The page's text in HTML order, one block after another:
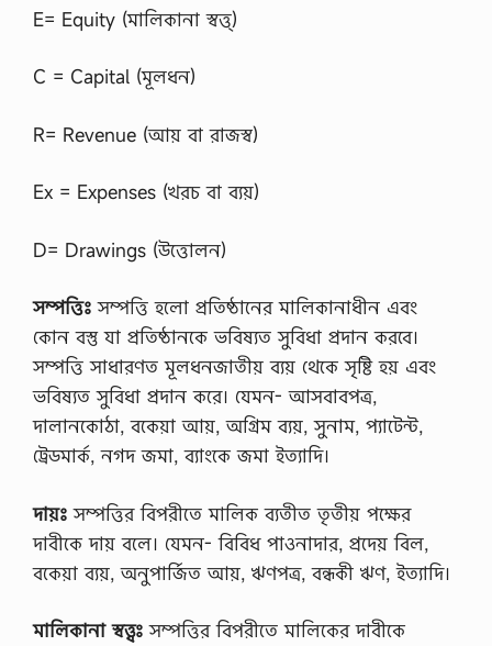
ণা
E= Equity (মালিকানা স্বত্ত্)
C = Capital (মূলধন)
R= Revenue (আয় বা রাজস্ব)
Ex = Expenses (খরচ বা ব্যয়)
D= Drawings (উত্তোলন)
সম্পত্তিঃসম্পত্তি হলাে প্রতিষ্ঠানের মালিকানাধীন এবং
কোন বস্তু যা প্রতিষ্ঠানকে ভবিষ্যত সুবিধা প্রদান করবে।
সম্পত্তি সাধারণত মূলধনজাতীয় ব্যয় থেকে সৃষ্টি হয় এবং
ভবিষ্যত সুবিধা প্রদান করে। যেমন- আসবাবপত্র,
দালানকোঠা, বকেয়া আয়, অগ্রিম ব্যয়, সুনাম, প্যাটেন্ট,
ট্রেডমার্ক, নগদ জমা, ব্যাংকে জমা ইত্যাদি।
দায়ঃ সম্পত্তির বিপরীতে মালিক ব্যতীত তৃতীয় পক্ষের
দাবীকে দায় বলে। যেমন- বিবিধ পাওনাদার, প্রদেয় বিল,
বকেয়া ব্যয়, অনুপার্জিত আয়, ঋণপত্র, বন্ধকী ঋণ, ইত্যাদি।
মালিকানা স্বত্ত্বঃ সম্পত্তির বিপরীতে মালিকের দাবীকে